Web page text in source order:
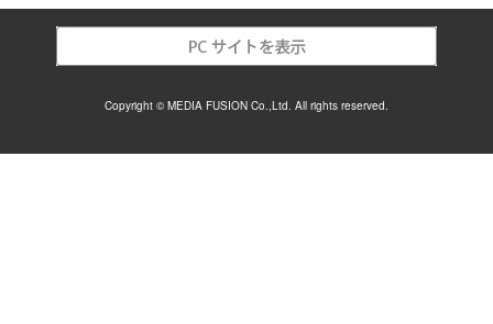
Copyright © MEDIA FUSION Co.,Ltd. All rights reserved.